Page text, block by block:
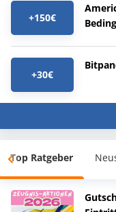
+150€
+30€
Top Ratgeber